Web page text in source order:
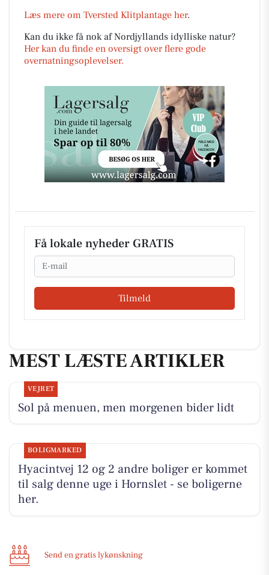
Læs mere om Tversted Klitplantage her.
Kan du ikke få nok af Nordjyllands idylliske natur?
Her kan du finde en oversigt over flere gode
overnatningsoplevelser.
Få lokale nyheder GRATIS
Email
Tilmeld
MEST LÆSTE ARTIKLER
VEJRET
Sol på menuen, men morgenen bider lidt
BOLIGMARKED
Hyacintvej 12 og 2 andre boliger er kommet
til salg denne uge i Hornslet - se boligerne
her.
Send en gratis lykønskning